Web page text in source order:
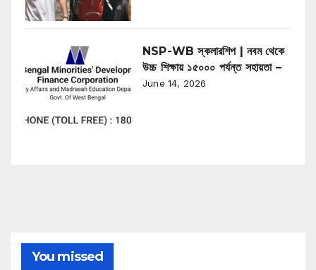
NSP-WB স্কলারশিপ | নবম থেকে
উচ্চ শিক্ষায় ১৫০০০ পর্যন্ত সহায়তা –
June 14, 2026
You missed